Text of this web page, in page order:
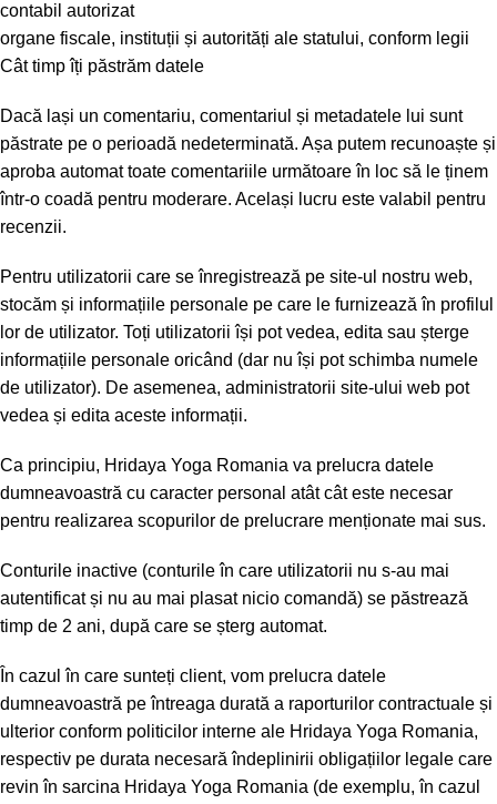
contabil autorizat
organe fiscale, instituții și autorități ale statului, conform legii
Cât timp îți păstrăm datele
Dacă lași un comentariu, comentariul și metadatele lui sunt
păstrate pe o perioadă nedeterminată. Așa putem recunoaște și
aproba automat toate comentariile următoare în loc să le ținem
într-o coadă pentru moderare. Același lucru este valabil pentru
recenzii.
Pentru utilizatorii care se înregistrează pe site-ul nostru web,
stocăm și informațiile personale pe care le furnizează în profilul
lor de utilizator. Toți utilizatorii își pot vedea, edita sau șterge
informațiile personale oricând (dar nu își pot schimba numele
de utilizator). De asemenea, administratorii site-ului web pot
vedea și edita aceste informații.
Ca principiu, Hridaya Yoga Romania va prelucra datele
dumneavoastră cu caracter personal atât cât este necesar
pentru realizarea scopurilor de prelucrare menționate mai sus.
Conturile inactive (conturile în care utilizatorii nu s-au mai
autentificat și nu au mai plasat nicio comandă) se păstrează
timp de 2 ani, după care se șterg automat.
În cazul în care sunteți client, vom prelucra datele
dumneavoastră pe întreaga durată a raporturilor contractuale și
ulterior conform politicilor interne ale Hridaya Yoga Romania,
respectiv pe durata necesară îndeplinirii obligațiilor legale care
revin în sarcina Hridaya Yoga Romania (de exemplu, în cazul